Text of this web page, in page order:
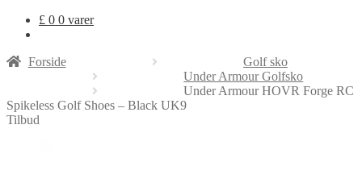
£ 0 0 varer
Forside
Golf sko
Under Armour Golfsko
Under Armour HOVR Forge RC
Spikeless Golf Shoes – Black UK9
Tilbud